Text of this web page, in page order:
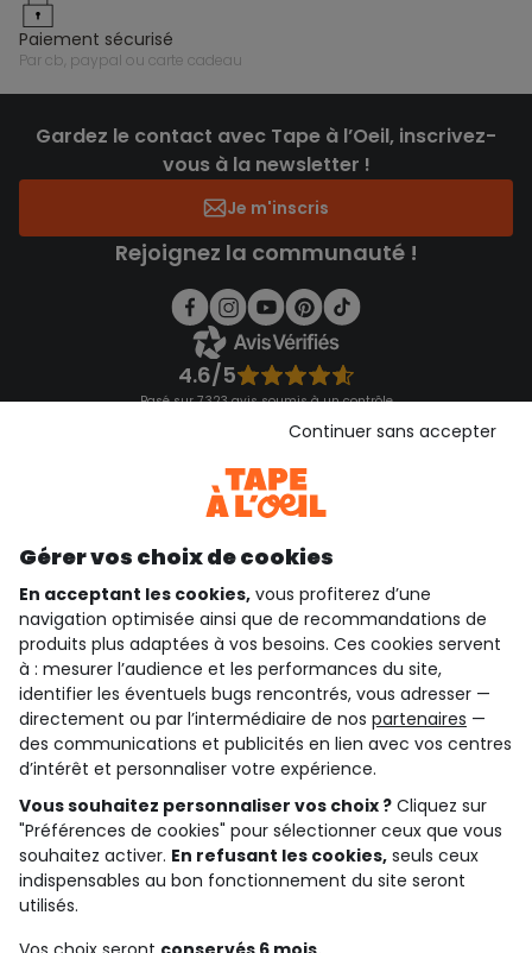
paiement sécurisé
par cb, paypal ou carte cadeau
Gardez le contact avec Tape à l’Oeil, inscrivez-
vous à la newsletter !
Je m'inscris
Rejoignez la communauté !
4.6/5
Basé sur 7 323 avis soumis à un contrôle
Consulter les CGU
qui sommes-nous ?
besoin d'aide ?
le club fidélité
notre catalogue
Conditions générales de ventes et d'utilisation
Conditions d’utilisation des réseaux sociaux
Politique de confidentialité
Gérer vos choix de cookies
En acceptant les cookies, vous profiterez d’une
navigation optimisée ainsi que de recommandations de
produits plus adaptées à vos besoins. Ces cookies servent
à : mesurer l’audience et les performances du site,
identifier les éventuels bugs rencontrés, vous adresser —
directement ou par l’intermédiaire de nos partenaires —
des communications et publicités en lien avec vos centres
d’intérêt et personnaliser votre expérience.
Vous souhaitez personnaliser vos choix ? Cliquez sur
"Préférences de cookies" pour sélectionner ceux que vous
souhaitez activer. En refusant les cookies, seuls ceux
indispensables au bon fonctionnement du site seront
utilisés.
Continuer sans accepter